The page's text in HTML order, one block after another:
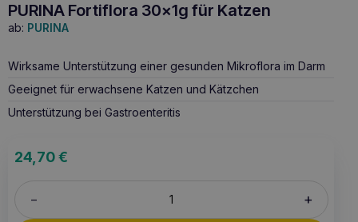
PURINA Fortiflora 30x1g für Katzen
ab: PURINA
Wirksame Unterstützung einer gesunden Mikroflora im Darm
Geeignet für erwachsene Katzen und Kätzchen
Unterstützung bei Gastroenteritis
24,70€
– +